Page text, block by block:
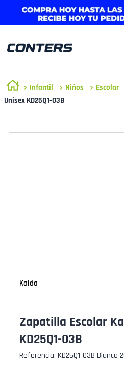
Infantil Niños Escolar
Unisex KD25Q1-03B
Kaida
Zapatilla Escolar
KD25Q1-03B
Referencia: KD25Q1-03B Blanco